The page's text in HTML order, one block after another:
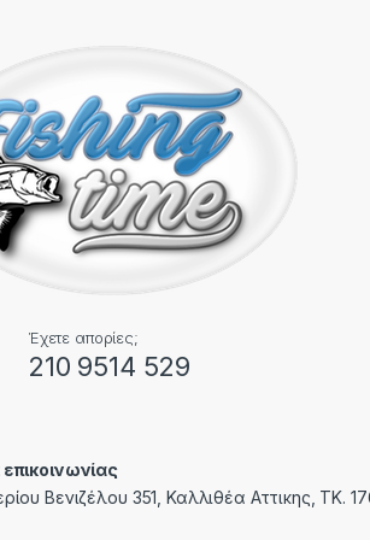
Έχετε απορίες;
210 9514 529
επικοινωνίας
Βενιζέλου 351, Καλλιθέα Αττικης, ΤΚ.